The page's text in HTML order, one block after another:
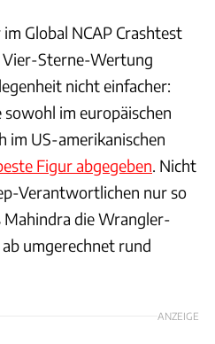
Global NCAP Crashtest
Vier-Sterne-Wertung
nicht einfacher:
im europäischen
im US-amerikanischen
Figur abgegeben. Nicht
Verantwortlichen nur so
die Wrangler-
umgerechnet rund
ANZEIGE